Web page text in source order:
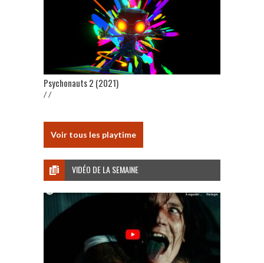
Psychonauts 2 (2021)
/ /
Voir tous les playtime
VIDÉO DE LA SEMAINE